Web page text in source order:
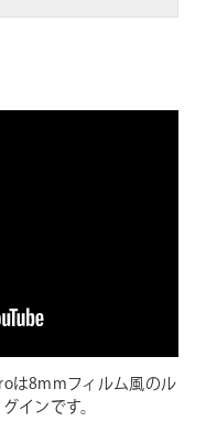
は8mmフィルム風のル
インです。